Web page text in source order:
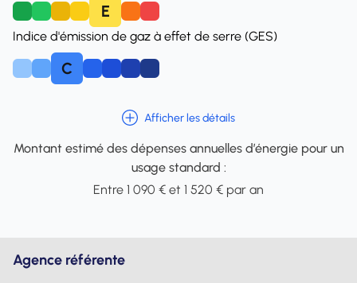
E
Indice d'émission de gaz à effet de serre (GES)
C
Afficher les détails
Montant estimé des dépenses annuelles d’énergie pour un
usage standard :
Entre 1 090 € et 1 520 € par an
Agence référente